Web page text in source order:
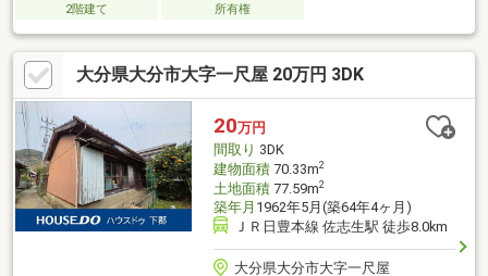
2階建て 所有権
大分県大分市大字一尺屋 20万円 3DK
20万円
間取り 3DK
建物面積70.33m2
土地面積77.59m2
築年月 1962年5月(築64年4ヶ月)
ＪＲ日豊本線 佐志生駅 徒歩8.0km
大分県大分市大字一尺屋